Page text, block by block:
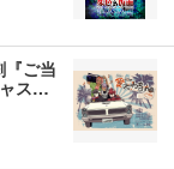
『ご当
ス…